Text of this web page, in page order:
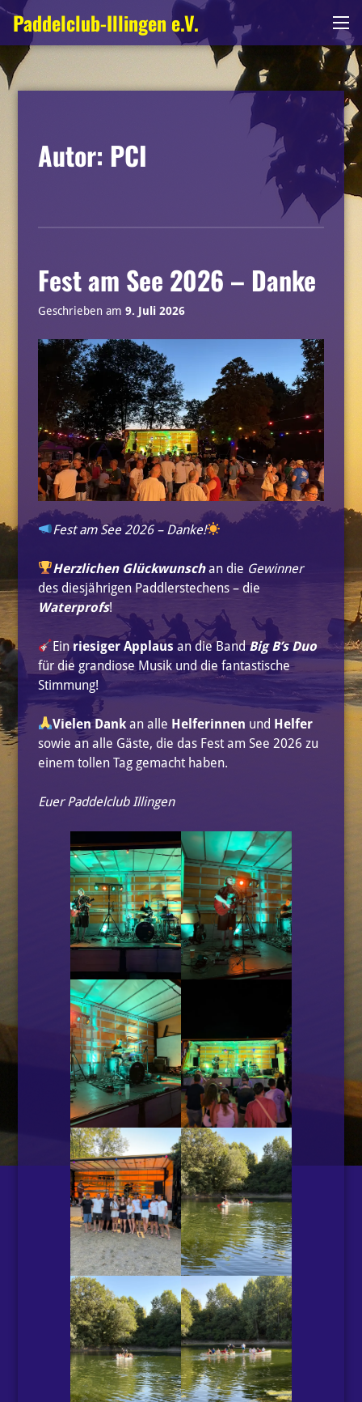
Zum
Inhalt
springen
Paddelclub-Illingen e.V.
Autor: PCI
Fest am See 2026 – Danke
Geschrieben am 9. Juli 2026
Fest am See 2026 – Danke!
Herzlichen Glückwunschan die Gewinner
des diesjährigen Paddlerstechens – die
Waterprofs!
Einriesiger Applaus an die BandBig B’s Duo
für die grandiose Musik und die fantastische
Stimmung!
Vielen Dankan alle Helferinnen und Helfer
sowie an alle Gäste, die das Fest am See 2026 zu
einem tollen Tag gemacht haben.
Euer Paddelclub Illingen